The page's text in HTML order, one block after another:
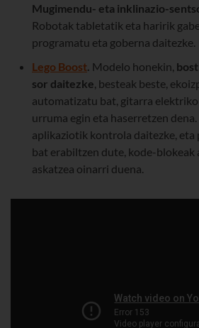
Mugimendu- eta inklinazio-
Robotak tabletatik eta haririk
programatu eta goberna daitezke.
Lego Boost Modelo honekin,
sor daitezke , besteak beste,
automatizatu bat, gitarra elektriko
urruma egin eta haserretzen
aplikaziotik kontrola daitezke, eta
bat erabiltzen dute, kode-blokeak
askatzea oinarri duena.